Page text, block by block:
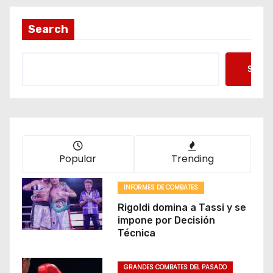
Search
Popular Trending
INFORMES DE COMBATES
Rigoldi domina a Tassi y se
impone por Decisión
Técnica
GRANDES COMBATES DEL PASADO